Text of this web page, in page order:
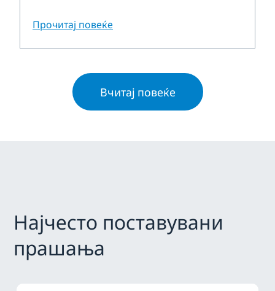
Прочитај повеќе
Вчитај повеќе
Најчесто поставувани
прашања